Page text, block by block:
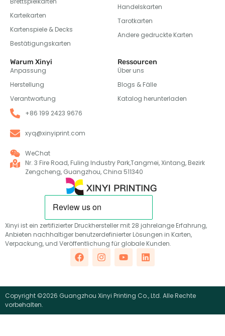
Xinyi ist ein zertifizierter Druckhersteller mit 28 jahrelange Erfahrung,
Anbieten nachhaltiger benutzerdefinierter Lösungen in Karten,
Verpackung, und Veröffentlichung für globale Kunden.
Karteikarten
Kartenspiele & Decks
Bestätigungskarten
Handelskarten
Tarotkarten
Andere gedruckte Karten
Warum Xinyi
Anpassung
Herstellung
Verantwortung
Ressourcen
Über uns
Blogs & Fälle
Katalog herunterladen
+86 199 2423 9676
xyq@xinyiprint.com
WeChat
Nr. 3 Fire Road, Fuling Industry Park,Tangmei, Xintang, Bezirk
Zengcheng, Guangzhou, China 511340
Copyright ©2026 Guangzhou Xinyi Printing Co., Ltd. Alle Rechte
vorbehalten.